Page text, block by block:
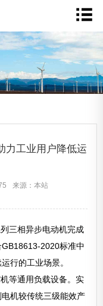
力工业用户降低运
来源：本站
三相异步电动机完成
2020标准中
行的工业场景。
等通用负载设备。实
机较传统三级能效产